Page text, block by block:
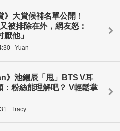
》大賞候補名單公開！
被排除在外，網友怒：
厭他」
Yuan
》池錫辰「甩」BTS V耳
：粉絲能理解吧？ V輕鬆掌
Tracy